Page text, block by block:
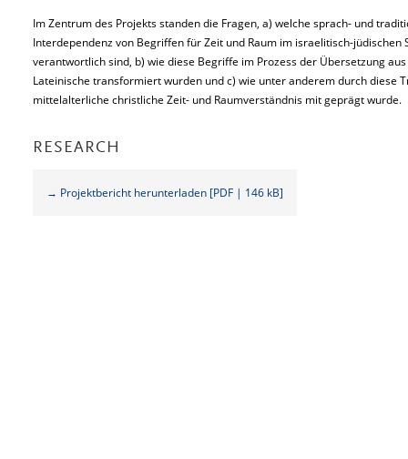
Im Zentrum des Projekts standen die Fragen, a) welche sprach- und
Interdependenz von Begriffen für Zeit und Raum im israelitisch-jüdischen
verantwortlich sind, b) wie diese Begriffe im Prozess der Übersetzung
Lateinische transformiert wurden und c) wie unter anderem durch diese
mittelalterliche christliche Zeit- und Raumverständnis mit geprägt wurde.
RESEARCH
→ Projektbericht herunterladen [PDF | 146 kB]